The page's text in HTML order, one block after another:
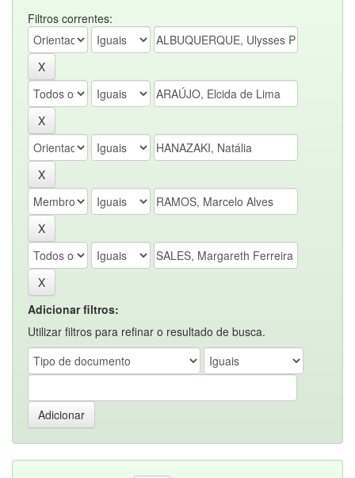
Filtros correntes:
Adicionar filtros:
Utilizar filtros para refinar o resultado de busca.